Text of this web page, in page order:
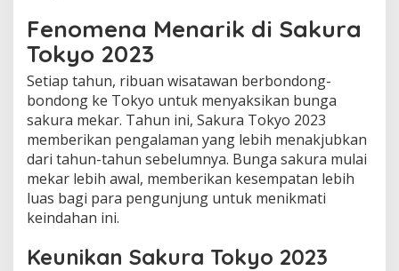
Fenomena Menarik di Sakura
Tokyo 2023
Setiap tahun, ribuan wisatawan berbondong-
bondong ke Tokyo untuk menyaksikan bunga
sakura mekar. Tahun ini, Sakura Tokyo 2023
memberikan pengalaman yang lebih menakjubkan
dari tahun-tahun sebelumnya. Bunga sakura mulai
mekar lebih awal, memberikan kesempatan lebih
luas bagi para pengunjung untuk menikmati
keindahan ini.
Keunikan Sakura Tokyo 2023